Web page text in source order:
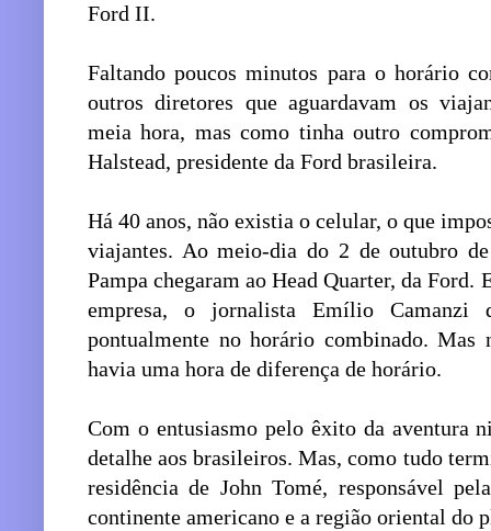
Ford II.
Faltando poucos minutos para o horário
outros diretores que aguardavam os
meia hora, mas como tinha outro
Halstead, presidente da Ford brasileira.
Há 40 anos, não existia o celular, o que
viajantes. Ao meio-dia do 2 de outubro
Pampa chegaram ao Head Quarter, da Ford.
empresa, o jornalista Emílio Camanzi
pontualmente no horário combinado. Mas
havia uma hora de diferença de horário.
Com o entusiasmo pelo êxito da aventura
detalhe aos brasileiros. Mas, como tudo
residência de John Tomé, responsável
continente americano e a região oriental do